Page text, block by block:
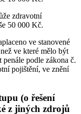
zdravotní
50 000 Kč.
ve stanovené
ve které mělo být
podle zákona č.
pojištění, ve znění
(o řešení
z jiných zdrojů